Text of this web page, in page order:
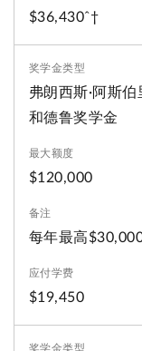
$36,430ˆ†
弗朗西斯·阿斯
和德鲁奖学金
$120,000
每年最高
$19,450